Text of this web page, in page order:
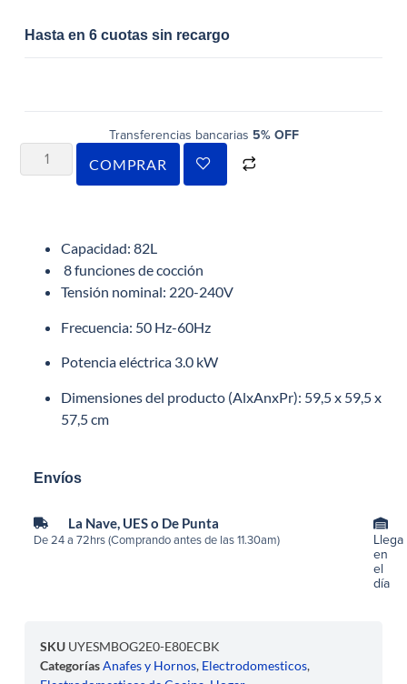
Hasta en 6 cuotas sin recargo
Transferencias bancarias 5% OFF
COMPRAR
Capacidad: 82L
8 funciones de cocción
Tensión nominal: 220-240V
Frecuencia: 50 Hz-60Hz
Potencia eléctrica 3.0 kW
Dimensiones del producto (AlxAnxPr): 59,5 x 59,5 x
57,5 cm
Envíos
La Nave, UES o De Punta
De 24 a 72hrs (Comprando antes de las 11.30am)
Llega
en
el
día
SKU UYESMBOG2E0-E80ECBK
CategoríasAnafes y Hornos, Electrodomesticos,